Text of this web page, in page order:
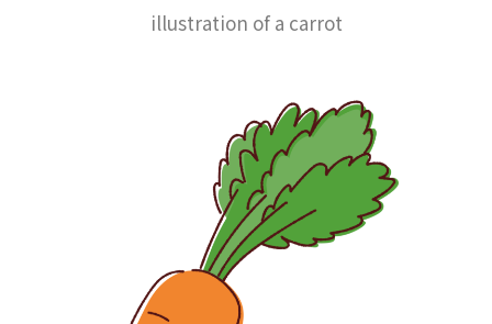
illustration of a carrot